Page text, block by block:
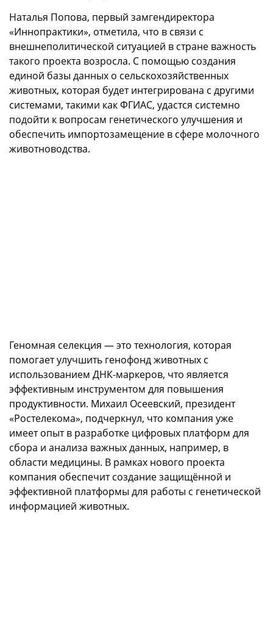
Наталья Попова, первый замгендиректора
«Иннопрактики», отметила, что в связи с
внешнеполитической ситуацией в стране важность
такого проекта возросла. С помощью создания
единой базы данных о сельскохозяйственных
животных, которая будет интегрирована с другими
системами, такими как ФГИАС, удастся системно
подойти к вопросам генетического улучшения и
обеспечить импортозамещение в сфере молочного
животноводства.
Геномная селекция — это технология, которая
помогает улучшить генофонд животных с
использованием ДНК-маркеров, что является
эффективным инструментом для повышения
продуктивности. Михаил Осеевский, президент
«Ростелекома», подчеркнул, что компания уже
имеет опыт в разработке цифровых платформ для
сбора и анализа важных данных, например, в
области медицины. В рамках нового проекта
компания обеспечит создание защищённой и
эффективной платформы для работы с генетической
информацией животных.